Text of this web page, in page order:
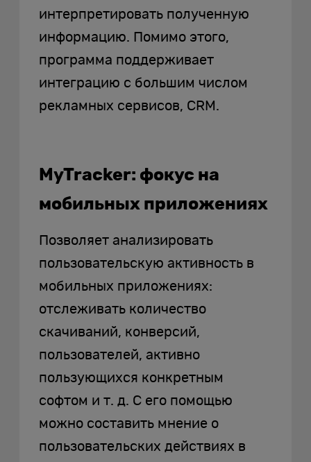
интерпретировать полученную
информацию. Помимо этого,
программа поддерживает
интеграцию с большим числом
рекламных сервисов, CRM.
MyTracker: фокус на
мобильных приложениях
Позволяет анализировать
пользовательскую активность в
мобильных приложениях:
отслеживать количество
скачиваний, конверсий,
пользователей, активно
пользующихся конкретным
софтом и т. д. С его помощью
можно составить мнение о
пользовательских действиях в